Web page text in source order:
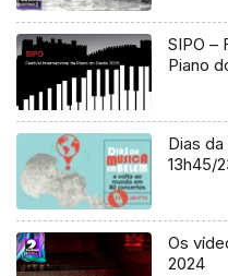
SIPO –
Piano
Dias
13h45/
Os
2024